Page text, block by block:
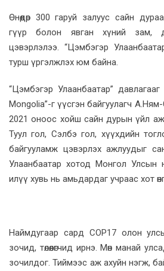
Өнөөдөр 300 гаруй залуус сайн
гүүр болон явган хүний зам,
цэвэрлэлээ. “Цэмбэгэр
турш үргэлжлэх юм байна.
“Цэмбэгэр Улаанбаатар” давлагааг
Mongolia”-г үүсгэн байгуулагч
2021 оноос хойш сайн дурын үйл
Туул гол, Сэлбэ гол, хүүхдийн
байгууламж цэвэрлэх ажлуудыг
Улаанбаатар хотод Монгол Улсын
илүү хувь нь амьдардаг учраас хот
Наймдугаар сард COP17 олон
зочид, төлөөлөгчид ирнэ. Мөн манай
зочилдог. Тиймээс аж ахуйн нэгж,